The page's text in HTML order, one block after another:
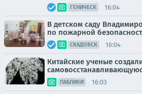
ГЕНИЧЕСК 16:04
В детском саду
по пожарной
СКАДОВСК 16:04
Китайские ученые
ПАБЛИКИ 16:03